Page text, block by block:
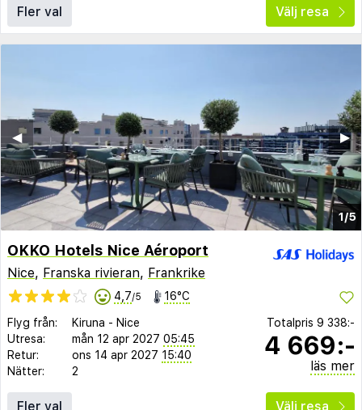
Fler val Välj resa
1/5
▶︎
◀︎
OKKO Hotels Nice Aéroport
Nice, Franska rivieran, Frankrike
4,7/5 16°C
Flyg från: Kiruna - Nice
Utresa:
mån 12 apr 2027 05:45
Retur:
ons 14 apr 2027 15:40
Nätter:
2
Totalpris 9 338:-
4 669:-
läs mer
Fler val Välj resa